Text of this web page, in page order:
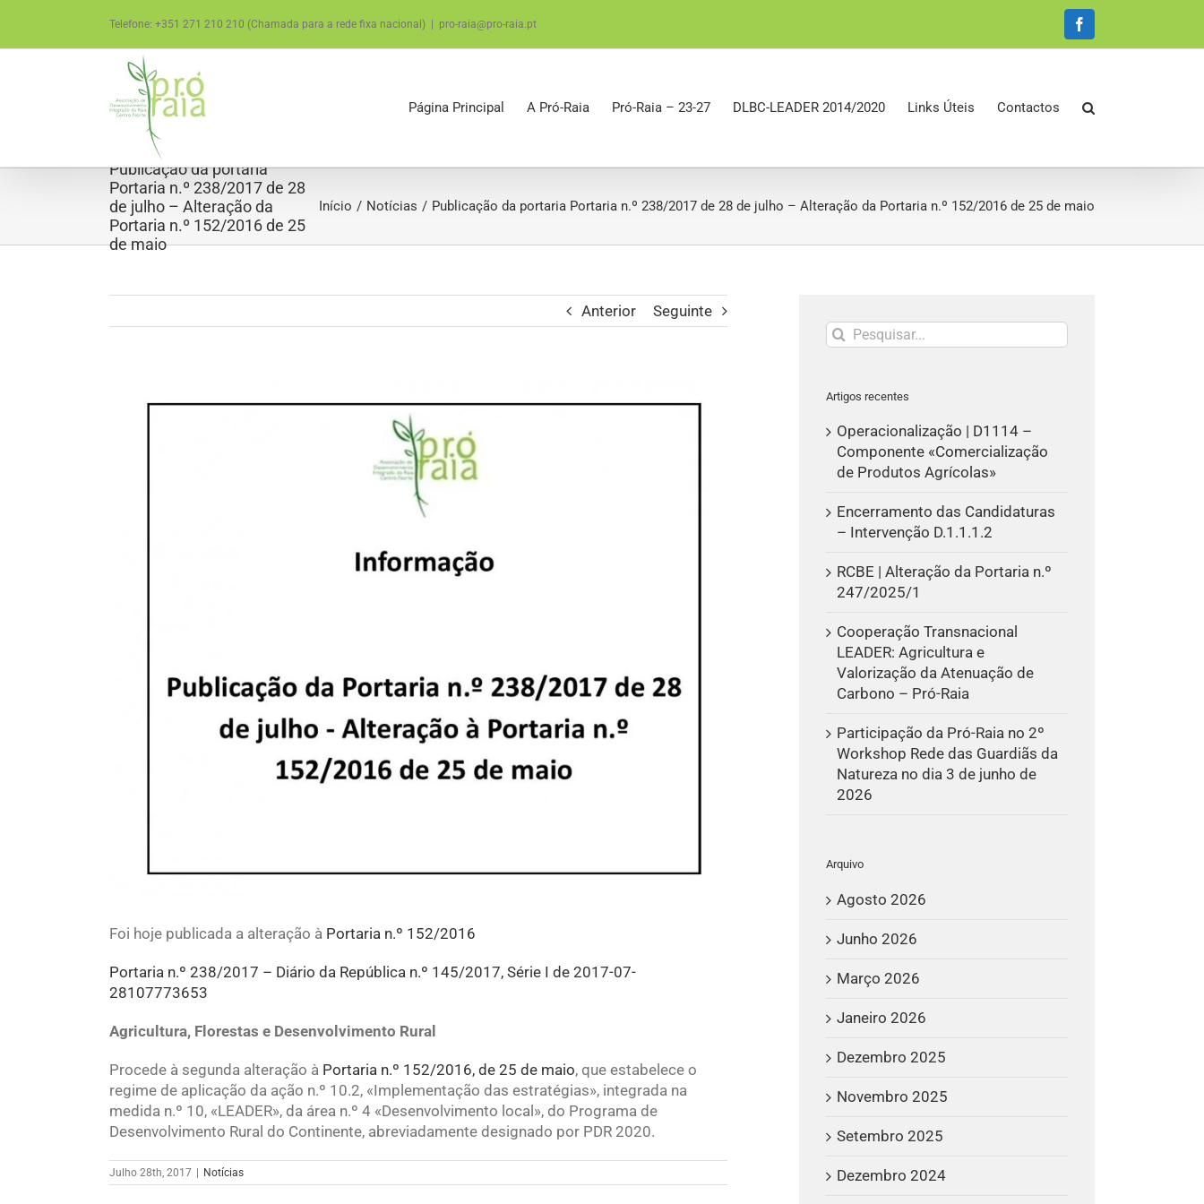
content
Telefone: +351 271 210 210 (Chamada para a rede fixa nacional) pro-raia@pro-raia.pt Facebook
Página Principal A Pró-Raia Pró-Raia – 23-27 DLBC-LEADER 2014/2020 Links Úteis Contactos
Publicação da portaria
Portaria n.º 238/2017 de 28
de julho – Alteração da
Portaria n.º 152/2016 de 25
de maio
Início Notícias Publicação da portaria Portaria n.º 238/2017 de 28 de julho – Alteração da Portaria n.º 152/2016 de 25 de maio
Anterior Seguinte
Larger
Foi hoje publicada a alteração à Portaria n.º 152/2016
Portaria n.º 238/2017 – Diário da República n.º 145/2017, Série I de 2017-07-
28107773653
Agricultura, Florestas e Desenvolvimento Rural
Procede à segunda alteração à Portaria n.º 152/2016, de 25 de maio, que estabelece o
regime de aplicação da ação n.º 10.2, «Implementação das estratégias», integrada na
medida n.º 10, «LEADER», da área n.º 4 «Desenvolvimento local», do Programa de
Desenvolvimento Rural do Continente, abreviadamente designado por PDR 2020.
Julho 28th, 2017 Notícias
Pesquisar
Artigos recentes
Operacionalização | D1114 –
Componente «Comercialização
de Produtos Agrícolas»
Encerramento das Candidaturas
– Intervenção D.1.1.1.2
RCBE | Alteração da Portaria n.º
247/2025/1
Cooperação Transnacional
LEADER: Agricultura e
Valorização da Atenuação de
Carbono – Pró-Raia
Participação da Pró-Raia no 2º
Workshop Rede das Guardiãs da
Natureza no dia 3 de junho de
2026
Arquivo
Agosto 2026
Junho 2026
Março 2026
Janeiro 2026
Dezembro 2025
Novembro 2025
Setembro 2025
Dezembro 2024